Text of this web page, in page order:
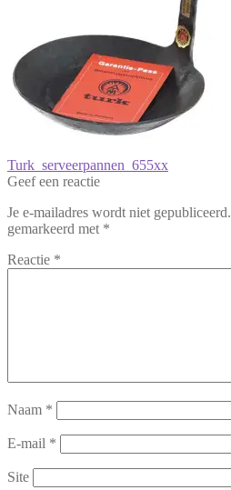
Bericht
navigatie
Vorig
bericht:
Turk_serveerpannen_655xx
Geef een reactie
Je e-mailadres wordt niet gepubliceerd.
gemarkeerd met *
Reactie *
Naam *
E-mail *
Site